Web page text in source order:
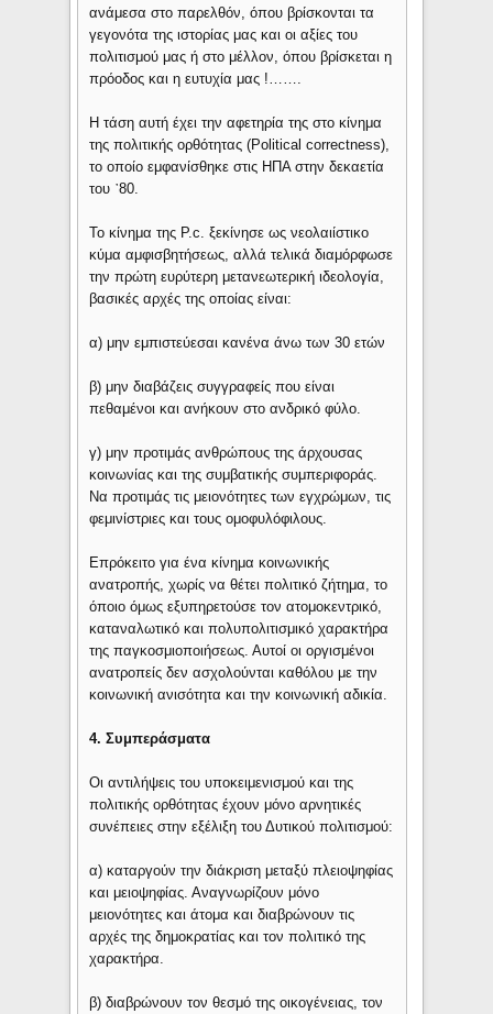
ανάμεσα στο παρελθόν, όπου βρίσκονται τα
γεγονότα της ιστορίας μας και οι αξίες του
πολιτισμού μας ή στο μέλλον, όπου βρίσκεται η
πρόοδος και η ευτυχία μας !…….
Η τάση αυτή έχει την αφετηρία της στο κίνημα
της πολιτικής ορθότητας (Political correctness),
το οποίο εμφανίσθηκε στις ΗΠΑ στην δεκαετία
του ᾿80.
Το κίνημα της P.c. ξεκίνησε ως νεολαιίστικο
κύμα αμφισβητήσεως, αλλά τελικά διαμόρφωσε
την πρώτη ευρύτερη μετανεωτερική ιδεολογία,
βασικές αρχές της οποίας είναι:
α) μην εμπιστεύεσαι κανένα άνω των 30 ετών
β) μην διαβάζεις συγγραφείς που είναι
πεθαμένοι και ανήκουν στο ανδρικό φύλο.
γ) μην προτιμάς ανθρώπους της άρχουσας
κοινωνίας και της συμβατικής συμπεριφοράς.
Να προτιμάς τις μειονότητες των εγχρώμων, τις
φεμινίστριες και τους ομοφυλόφιλους.
Επρόκειτο για ένα κίνημα κοινωνικής
ανατροπής, χωρίς να θέτει πολιτικό ζήτημα, το
όποιο όμως εξυπηρετούσε τον ατομοκεντρικό,
καταναλωτικό και πολυπολιτισμικό χαρακτήρα
της παγκοσμιοποιήσεως. Αυτοί οι οργισμένοι
ανατροπείς δεν ασχολούνται καθόλου με την
κοινωνική ανισότητα και την κοινωνική αδικία.
4. Συμπεράσματα
Οι αντιλήψεις του υποκειμενισμού και της
πολιτικής ορθότητας έχουν μόνο αρνητικές
συνέπειες στην εξέλιξη του Δυτικού πολιτισμού:
α) καταργούν την διάκριση μεταξύ πλειοψηφίας
και μειοψηφίας. Αναγνωρίζουν μόνο
μειονότητες και άτομα και διαβρώνουν τις
αρχές της δημοκρατίας και τον πολιτικό της
χαρακτήρα.
β) διαβρώνουν τον θεσμό της οικογένειας, τον